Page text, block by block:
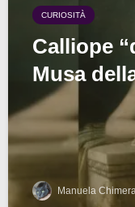
CURIOSITÀ
Calliope
Musa
Manuela Chimera